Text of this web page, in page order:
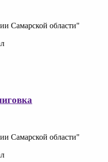
Самарской области"
Самарской области"